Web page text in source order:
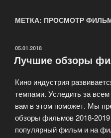
МЕТКА: ПРОСМОТР
ОПУБЛИКОВАНО
05.01.2018
Лучшие обзоры
Кино индустрия
темпами. Уследить за
вам в этом поможет. Мы
обзоры фильмов 2018-
популярный фильм и на